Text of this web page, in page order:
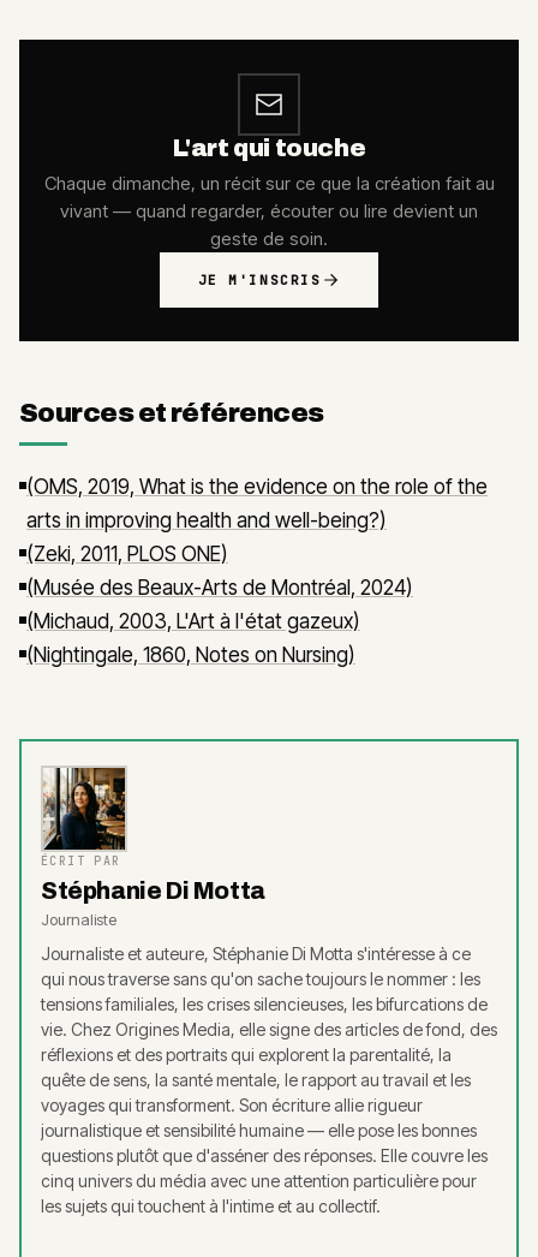
L'art qui touche
Chaque dimanche, un récit sur ce que la création fait au
vivant — quand regarder, écouter ou lire devient un
geste de soin.
JE M'INSCRIS
Sources et références
(OMS, 2019, What is the evidence on the role of the
arts in improving health and well-being?)
(Zeki, 2011, PLOS ONE)
(Musée des Beaux-Arts de Montréal, 2024)
(Michaud, 2003, L'Art à l'état gazeux)
(Nightingale, 1860, Notes on Nursing)
ÉCRIT PAR
Stéphanie Di Motta
Journaliste
Journaliste et auteure, Stéphanie Di Motta s'intéresse à ce
qui nous traverse sans qu'on sache toujours le nommer : les
tensions familiales, les crises silencieuses, les bifurcations de
vie. Chez Origines Media, elle signe des articles de fond, des
réflexions et des portraits qui explorent la parentalité, la
quête de sens, la santé mentale, le rapport au travail et les
voyages qui transforment. Son écriture allie rigueur
journalistique et sensibilité humaine — elle pose les bonnes
questions plutôt que d'asséner des réponses. Elle couvre les
cinq univers du média avec une attention particulière pour
les sujets qui touchent à l'intime et au collectif.